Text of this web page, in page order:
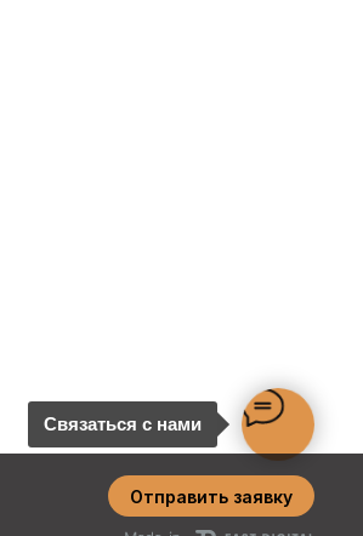
Связаться с нами
Отправить заявку